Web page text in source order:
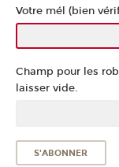
Votre mél (bien
Champ pour les
laisser vide.